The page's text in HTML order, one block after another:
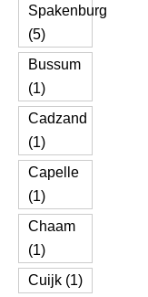
Spakenburg
(5)
Bussum
(1)
Cadzand
(1)
Capelle
(1)
Chaam
(1)
Cuijk (1)